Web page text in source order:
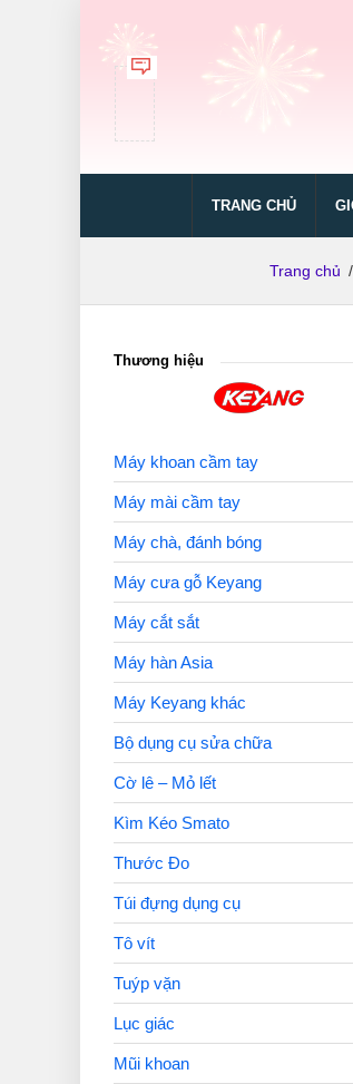
TRANG CHỦ
Trang chủ /
Thương hiệu
Máy khoan cầm tay
Máy mài cầm tay
Máy chà, đánh bóng
Máy cưa gỗ Keyang
Máy cắt sắt
Máy hàn Asia
Máy Keyang khác
Bộ dụng cụ sửa chữa
Cờ lê – Mỏ lết
Kìm Kéo Smato
Thước Đo
Túi đựng dụng cụ
Tô vít
Tuýp vặn
Lục giác
Mũi khoan